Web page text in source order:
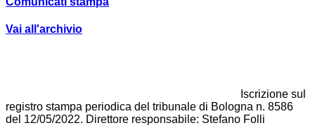
Vai all'archivio
Iscrizione sul
registro stampa periodica del tribunale di Bologna n. 8586
del 12/05/2022. Direttore responsabile: Stefano Folli